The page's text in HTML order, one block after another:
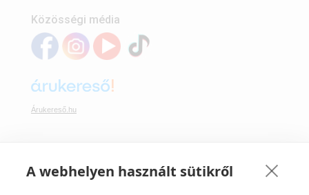
A webhelyen használt sütikről
Közösségi média
Árukereső.hu
Webáruházunkban bankkártyával is fizethet: